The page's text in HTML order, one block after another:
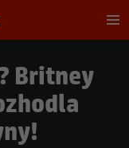
Britney